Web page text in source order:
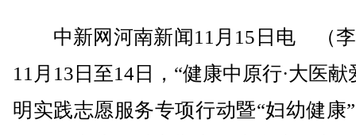
中新网河南新闻11月15日电 （李
11月13日至14日，“健康中原行·大医献
明实践志愿服务专项行动暨“妇幼健康